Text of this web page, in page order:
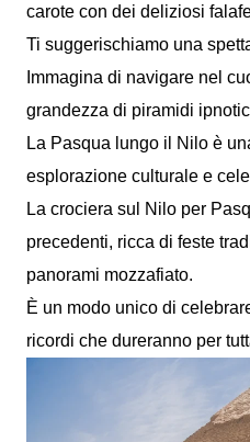
carote con dei deliziosi
Ti suggerischiamo una
Immagina di navigare nel
grandezza di piramidi
La Pasqua lungo il Nilo è
esplorazione culturale e
La crociera sul Nilo per
precedenti, ricca di feste
panorami mozzafiato.
È un modo unico di
ricordi che dureranno per